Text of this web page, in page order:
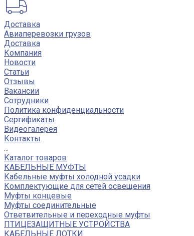
Доставка
Авиаперевозки грузов
Доставка
Компания
Новости
Статьи
Отзывы
Вакансии
Сотрудники
Политика конфиденциальности
Сертификаты
Видеогалерея
Контакты
...
Каталог товаров
КАБЕЛЬНЫЕ МУФТЫ
Кабельные муфты холодной усадки
Комплектующие для сетей освещения
Муфты концевые
Муфты соединительные
Ответвительные и переходные муфты
ПТИЦЕЗАЩИТНЫЕ УСТРОЙСТВА
КАБЕЛЬНЫЕ ЛОТКИ